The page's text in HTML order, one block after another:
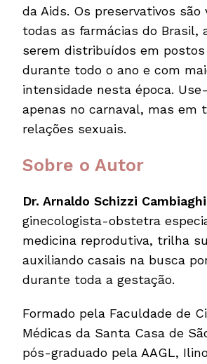
da Aids. Os preservativos são
todas as farmácias do Brasil,
serem distribuídos em
durante todo o ano e com
intensidade nesta época.
apenas no carnaval, mas em
relações sexuais.
Sobre o Autor
Dr. Arnaldo Schizzi Cambiaghi
ginecologista-obstetra
medicina reprodutiva, trilha
auxiliando casais na busca
durante toda a gestação.
Formado pela Faculdade de
Médicas da Santa Casa de
pós-graduado pela AAGL,